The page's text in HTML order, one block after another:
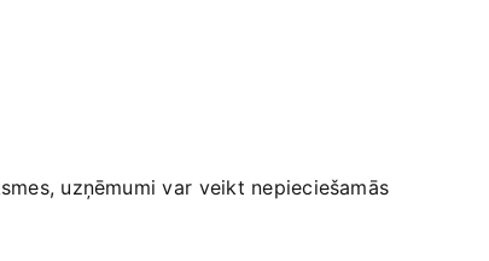
uzņēmumi var⁤ veikt ‌nepieciešamās